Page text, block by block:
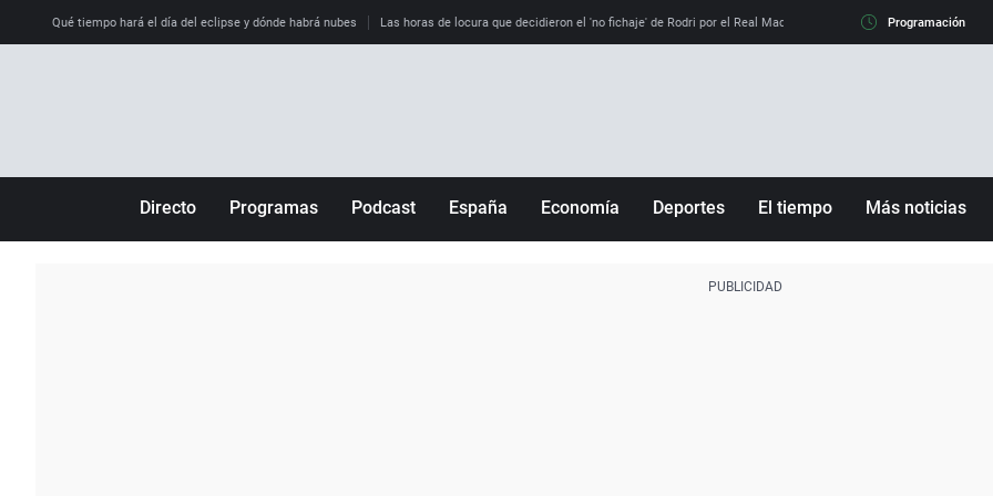
Qué tiempo hará el día del eclipse y dónde habrá nubes Las horas de locura que decidieron el 'no fichaje' de Rodri por el Real Madrid y su 'sí' al Barça La llamada
Programación
Directo Programas Podcast España Economía Deportes El tiempo Más noticias